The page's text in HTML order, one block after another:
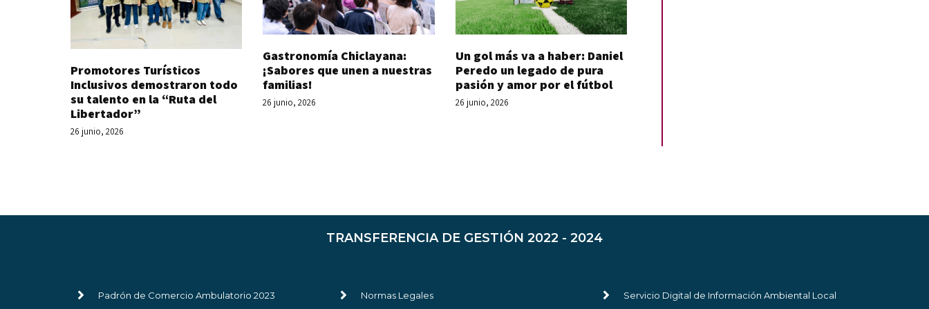
Promotores Turísticos
Inclusivos demostraron todo
su talento en la “Ruta del
Libertador”
26 junio, 2026
Gastronomía Chiclayana:
¡Sabores que unen a nuestras
familias!
26 junio, 2026
Un gol más va a haber: Daniel
Peredo un legado de pura
pasión y amor por el fútbol
26 junio, 2026
TRANSFERENCIA DE GESTIÓN 2022 - 2024
Padrón de Comercio Ambulatorio 2023 Normas Legales Servicio Digital de Información Ambiental Local